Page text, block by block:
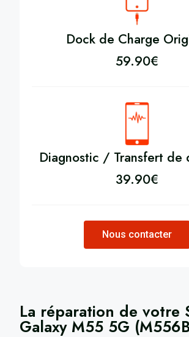
Dock de Charge
59.90€
Diagnostic / Transfert de
39.90€
Nous contacter
La réparation de votre
Galaxy M55 5G